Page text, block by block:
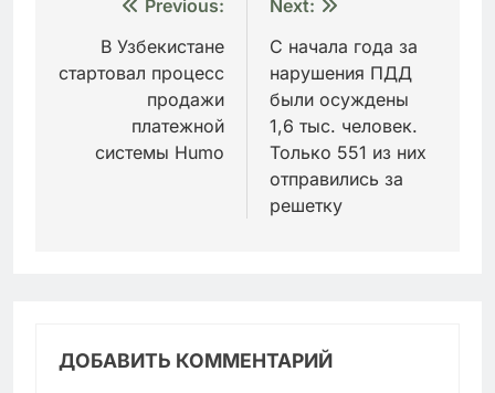
Навигация
записям
Previous:
В Узбекистане
стартовал процесс
продажи
платежной
системы Humo
Next:
С начала года за
нарушения ПДД
были осуждены
1,6 тыс. человек.
Только 551 из них
отправились за
решетку
ДОБАВИТЬ КОММЕНТАРИЙ